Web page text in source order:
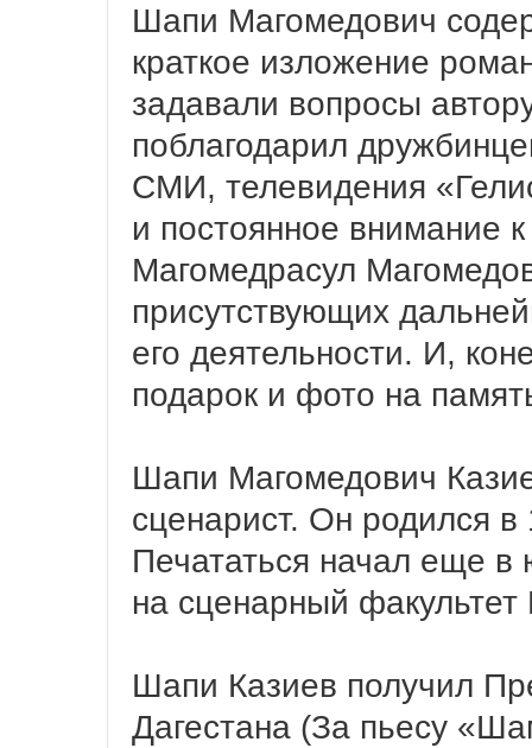
Шапи Магомедович
краткое изложение
задавали вопросы
поблагодарил
СМИ, телевидения
и постоянное внимание
Магомедрасул
присутствующих
его деятельности. И,
подарок и фото на
Шапи Магомедович
сценарист. Он родился
Печататься начал еще
на сценарный
Шапи Казиев получил
Дагестана (За пьесу